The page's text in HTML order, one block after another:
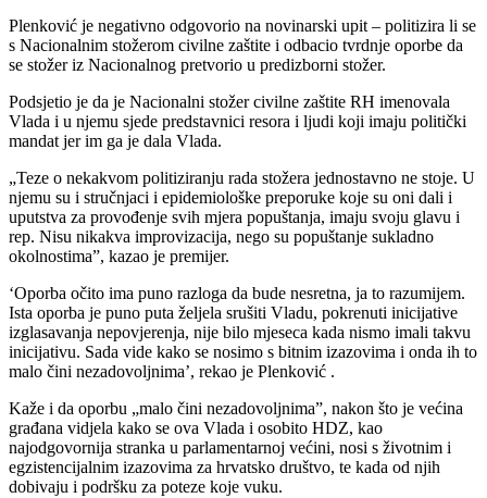
Plenković je negativno odgovorio na novinarski upit – politizira li se
s Nacionalnim stožerom civilne zaštite i odbacio tvrdnje oporbe da
se stožer iz Nacionalnog pretvorio u predizborni stožer.
Podsjetio je da je Nacionalni stožer civilne zaštite RH imenovala
Vlada i u njemu sjede predstavnici resora i ljudi koji imaju politički
mandat jer im ga je dala Vlada.
„Teze o nekakvom politiziranju rada stožera jednostavno ne stoje. U
njemu su i stručnjaci i epidemiološke preporuke koje su oni dali i
uputstva za provođenje svih mjera popuštanja, imaju svoju glavu i
rep. Nisu nikakva improvizacija, nego su popuštanje sukladno
okolnostima”, kazao je premijer.
‘Oporba očito ima puno razloga da bude nesretna, ja to razumijem.
Ista oporba je puno puta željela srušiti Vladu, pokrenuti inicijative
izglasavanja nepovjerenja, nije bilo mjeseca kada nismo imali takvu
inicijativu. Sada vide kako se nosimo s bitnim izazovima i onda ih to
malo čini nezadovoljnima’, rekao je Plenković .
Kaže i da oporbu „malo čini nezadovoljnima”, nakon što je većina
građana vidjela kako se ova Vlada i osobito HDZ, kao
najodgovornija stranka u parlamentarnoj većini, nosi s životnim i
egzistencijalnim izazovima za hrvatsko društvo, te kada od njih
dobivaju i podršku za poteze koje vuku.